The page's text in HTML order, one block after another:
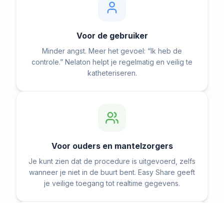
Voor de gebruiker
Minder angst. Meer het gevoel: “Ik heb de
controle.” Nelaton helpt je regelmatig en veilig te
katheteriseren.
Voor ouders en mantelzorgers
Je kunt zien dat de procedure is uitgevoerd, zelfs
wanneer je niet in de buurt bent. Easy Share geeft
je veilige toegang tot realtime gegevens.